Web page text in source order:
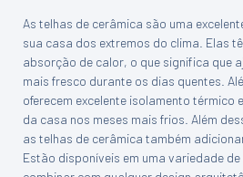
As telhas de cerâmica são uma
sua casa dos extremos do clima. Elas
absorção de calor, o que significa que
mais fresco durante os dias quentes.
oferecem excelente isolamento térmico
da casa nos meses mais frios. Além
as telhas de cerâmica também
Estão disponíveis em uma variedade